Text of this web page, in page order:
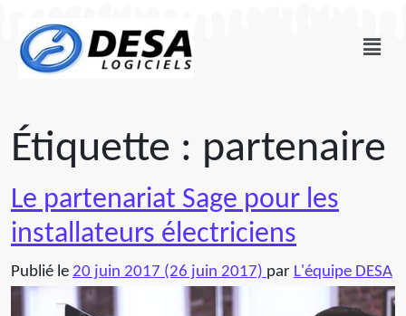
Étiquette : partenaire
Le partenariat Sage pour les
installateurs électriciens
Publié le 20 juin 2017 (26 juin 2017) par L'équipe DESA